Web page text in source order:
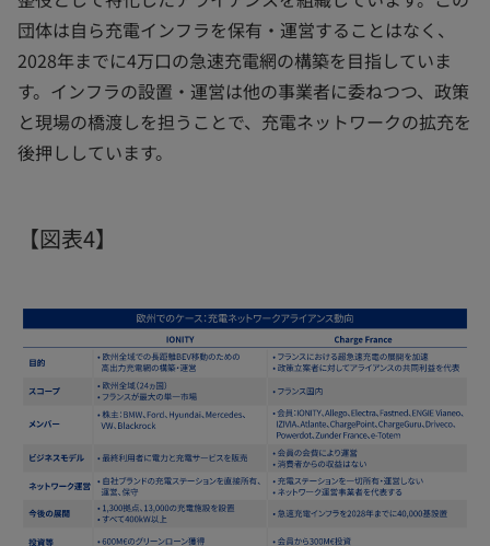
団体は自ら充電インフラを保有・運営することはなく、
2028年までに4万口の急速充電網の構築を目指していま
す。インフラの設置・運営は他の事業者に委ねつつ、政策
と現場の橋渡しを担うことで、充電ネットワークの拡充を
後押ししています。
【図表4】